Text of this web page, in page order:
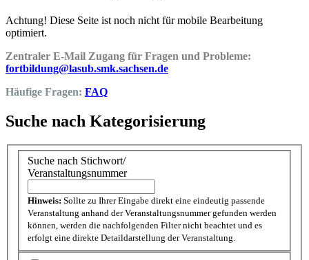
Achtung! Diese Seite ist noch nicht für mobile Bearbeitung
optimiert.
Zentraler E-Mail Zugang für Fragen und Probleme:
fortbildung@lasub.smk.sachsen.de
Häufige Fragen: FAQ
Suche nach Kategorisierung
Suche nach Stichwort/
Veranstaltungsnummer
Hinweis: Sollte zu Ihrer Eingabe direkt eine eindeutig passende
Veranstaltung anhand der Veranstaltungsnummer gefunden werden
können, werden die nachfolgenden Filter nicht beachtet und es
erfolgt eine direkte Detaildarstellung der Veranstaltung.